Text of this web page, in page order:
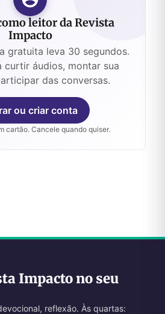
leitor da Revista
Impacto
gratuita leva 30 segundos.
curtir áudios, montar sua
das conversas.
ou criar conta
cartão. Cancele quando quiser.
Impacto no seu
reflexão. Às quartas: